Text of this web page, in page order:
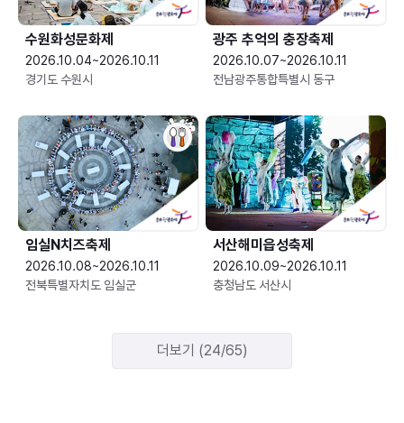
수원화성문화제
2026.10.04~2026.10.11
경기도 수원시
광주 추억의 충장축제
2026.10.07~2026.10.11
전남광주통합특별시 동구
임실N치즈축제
2026.10.08~2026.10.11
전북특별자치도 임실군
서산해미읍성축제
2026.10.09~2026.10.11
충청남도 서산시
더보기 (24/65)